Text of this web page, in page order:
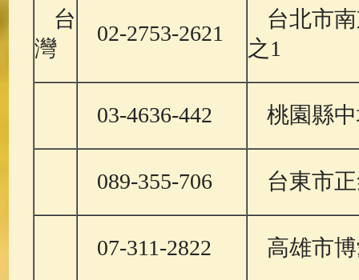
台
灣
02-2753-2621
台北市
之1
03-4636-442 桃園縣
089-355-706 台東市
07-311-2822 高雄市